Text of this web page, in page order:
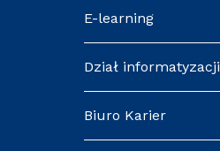
E-learning
Dział informatyzacji
Biuro Karier